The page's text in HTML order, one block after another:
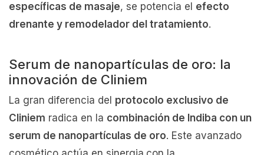
específicas de masaje, se potencia el efecto
drenante y remodelador del tratamiento.
Serum de nanopartículas de oro: la
innovación de Cliniem
La gran diferencia del protocolo exclusivo de
Cliniem radica en la combinación de Indiba con un
serum de nanopartículas de oro. Este avanzado